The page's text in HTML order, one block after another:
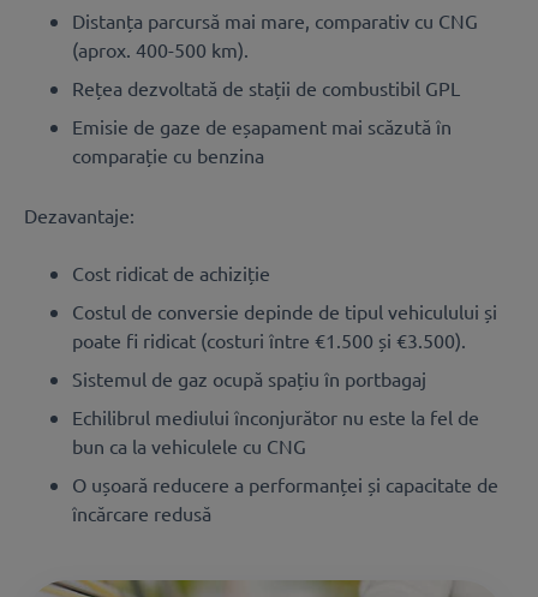
Distanța parcursă mai mare, comparativ cu CNG
(aprox. 400-500 km).
Rețea dezvoltată de stații de combustibil GPL
Emisie de gaze de eșapament mai scăzută în
comparație cu benzina
Dezavantaje:
Cost ridicat de achiziție
Costul de conversie depinde de tipul vehiculului și
poate fi ridicat (costuri între €1.500 și €3.500).
Sistemul de gaz ocupă spațiu în portbagaj
Echilibrul mediului înconjurător nu este la fel de
bun ca la vehiculele cu CNG
O ușoară reducere a performanței și capacitate de
încărcare redusă